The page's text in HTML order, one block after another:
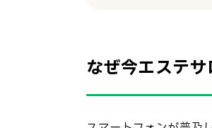
なぜ今エステ